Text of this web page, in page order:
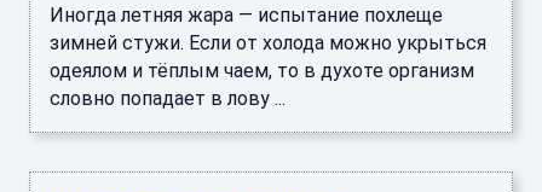
Иногда летняя жара — испытание похлеще
зимней стужи. Если от холода можно укрыться
одеялом и тёплым чаем, то в духоте организм
словно попадает в лову ...